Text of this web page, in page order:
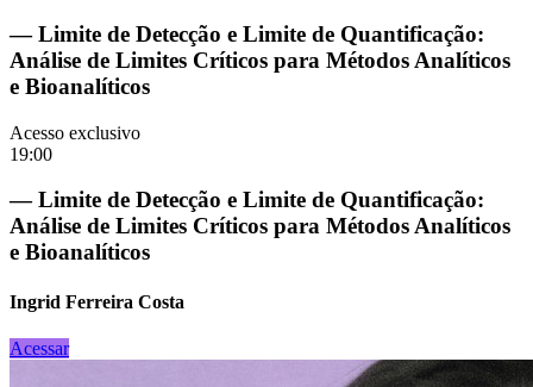
— Limite de Detecção e Limite de Quantificação:
Análise de Limites Críticos para Métodos Analíticos
e Bioanalíticos
Acesso exclusivo
19:00
— Limite de Detecção e Limite de Quantificação:
Análise de Limites Críticos para Métodos Analíticos
e Bioanalíticos
Ingrid Ferreira Costa
Acessar